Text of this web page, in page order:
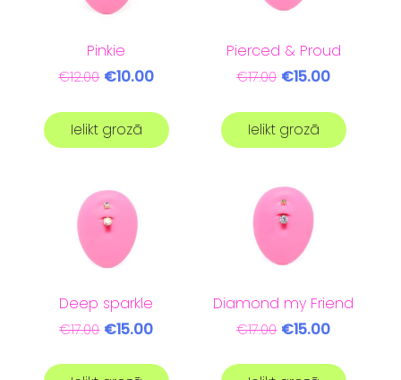
Pinkie
€12.00 €10.00
Ielikt grozā
Pierced & Proud
€17.00 €15.00
Ielikt grozā
Deep sparkle
€17.00 €15.00
Diamond my Friend
€17.00 €15.00